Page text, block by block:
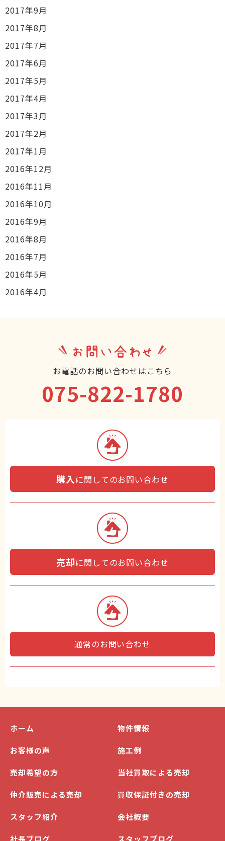
2017年9月
2017年8月
2017年7月
2017年6月
2017年5月
2017年4月
2017年3月
2017年2月
2017年1月
2016年12月
2016年11月
2016年10月
2016年9月
2016年8月
2016年7月
2016年5月
2016年4月
お問い合わせ
お電話のお問い合わせはこちら
075-822-1780
購入に関してのお問い合わせ
売却に関してのお問い合わせ
通常のお問い合わせ
ホーム 物件情報
お客様の声 施工例
売却希望の方 当社買取による売却
仲介販売による売却 買収保証付きの売却
スタッフ紹介 会社概要
社長ブログ スタッフブログ